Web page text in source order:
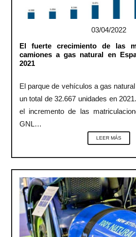
03/04/2022
El fuerte crecimiento de las
camiones a gas natural en
2021
El parque de vehículos a gas
un total de 32.667 unidades en
el incremento de las
GNL…
LEER MÁS